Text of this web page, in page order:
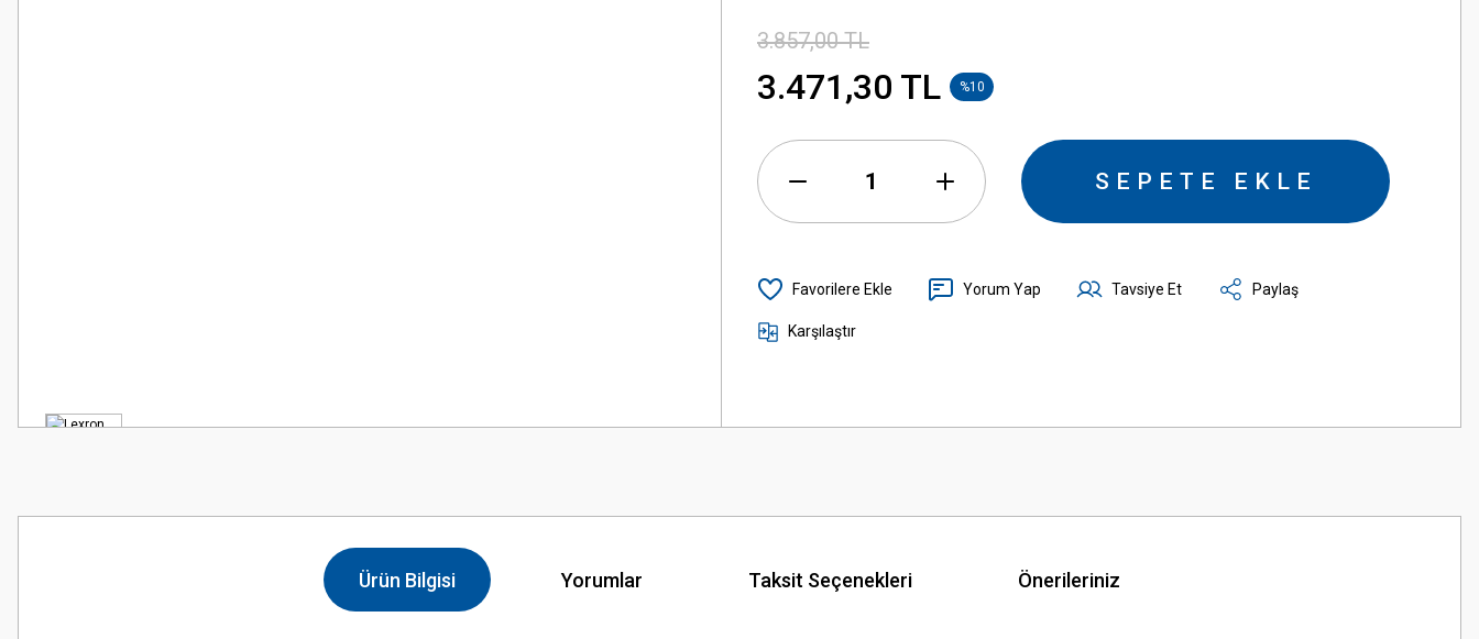
3.857,00 TL
3.471,30 TL %10
SEPETE EKLE
Yorum Yap Tavsiye Et Paylaş
Karşılaştır
Ürün Bilgisi Yorumlar Taksit Seçenekleri Önerileriniz